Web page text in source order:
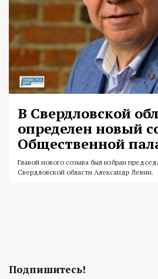
В Свердловской
определен новый
Общественной
Главой нового созыва был избран
Свердловской области Александр Левин.
Подпишитесь!